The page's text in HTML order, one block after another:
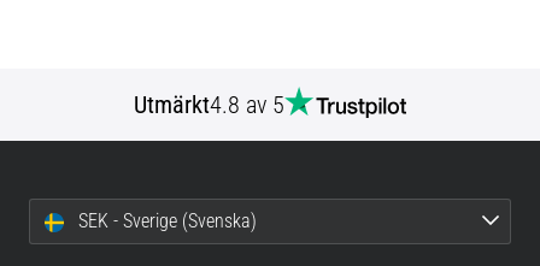
Utmärkt4.8 av 5
SEK - Sverige (Svenska)